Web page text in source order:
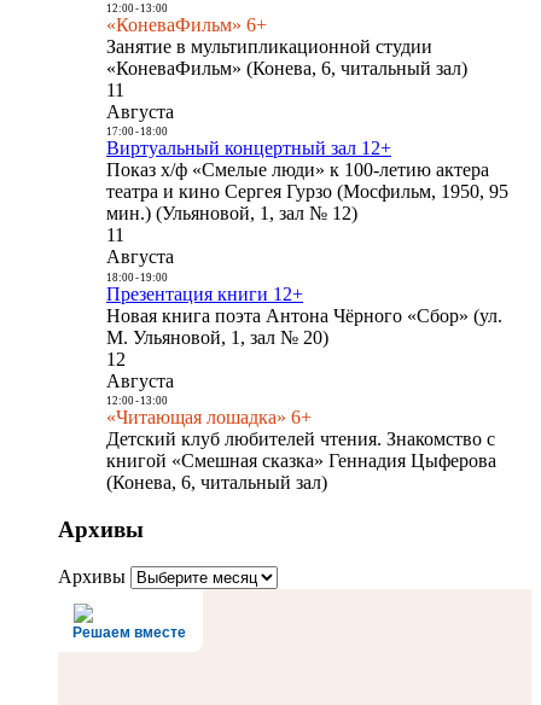
12:00- 13:00
«КоневаФильм» 6+
Занятие в мультипликационной студии
«КоневаФильм» (Конева, 6, читальный зал)
11
Августа
17:00- 18:00
Виртуальный концертный зал 12+
Показ х/ф «Смелые люди» к 100-летию актера
театра и кино Сергея Гурзо (Мосфильм, 1950, 95
мин.) (Ульяновой, 1, зал № 12)
11
Августа
18:00- 19:00
Презентация книги 12+
Новая книга поэта Антона Чёрного «Сбор» (ул.
М. Ульяновой, 1, зал № 20)
12
Августа
12:00- 13:00
«Читающая лошадка» 6+
Детский клуб любителей чтения. Знакомство с
книгой «Смешная сказка» Геннадия Цыферова
(Конева, 6, читальный зал)
Архивы
Архивы
Решаем вместе